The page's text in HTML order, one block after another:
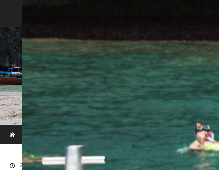
Phi Phi & Khai Island by Speed Boat
2020.09.4